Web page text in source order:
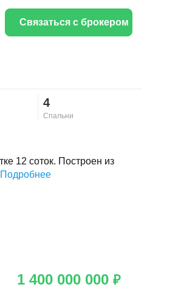
4
Спальни
12 соток. Построен из
Подробнее
Связаться с брокером
1 400 000 000 ₽